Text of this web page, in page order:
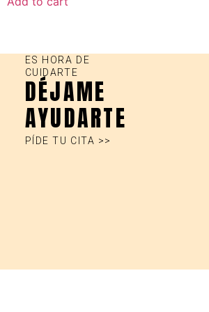
ES HORA DE
CUIDARTE
DÉJAME
AYUDARTE
PÍDE TU CITA >>